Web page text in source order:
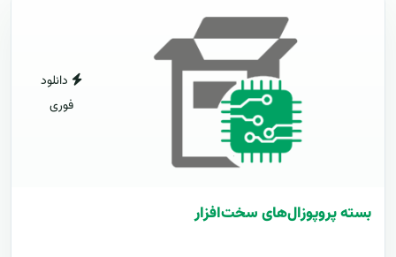
دانلود
فوری
بسته پروپوزال‌های سخت‌افزار